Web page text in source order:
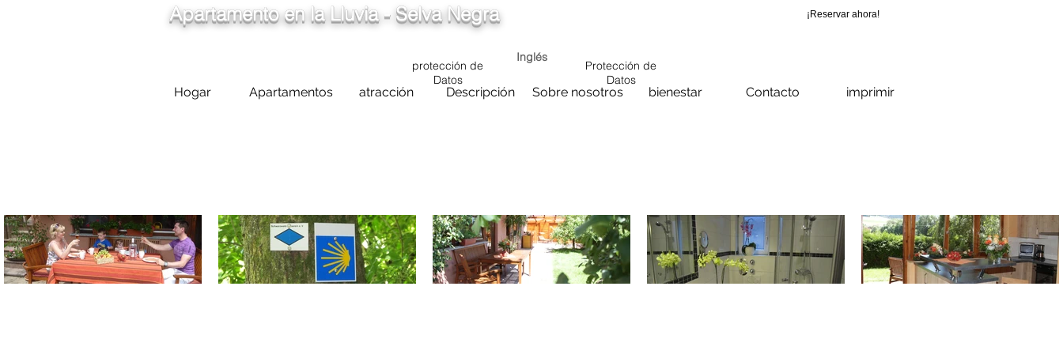
¡Reservar ahora!
Apartamento en la Lluvia - Selva Negra
protección de
Datos
Inglés
Protección de
Datos
Hogar Descripción
atracción
Apartamentos Sobre nosotros bienestar Contacto imprimir